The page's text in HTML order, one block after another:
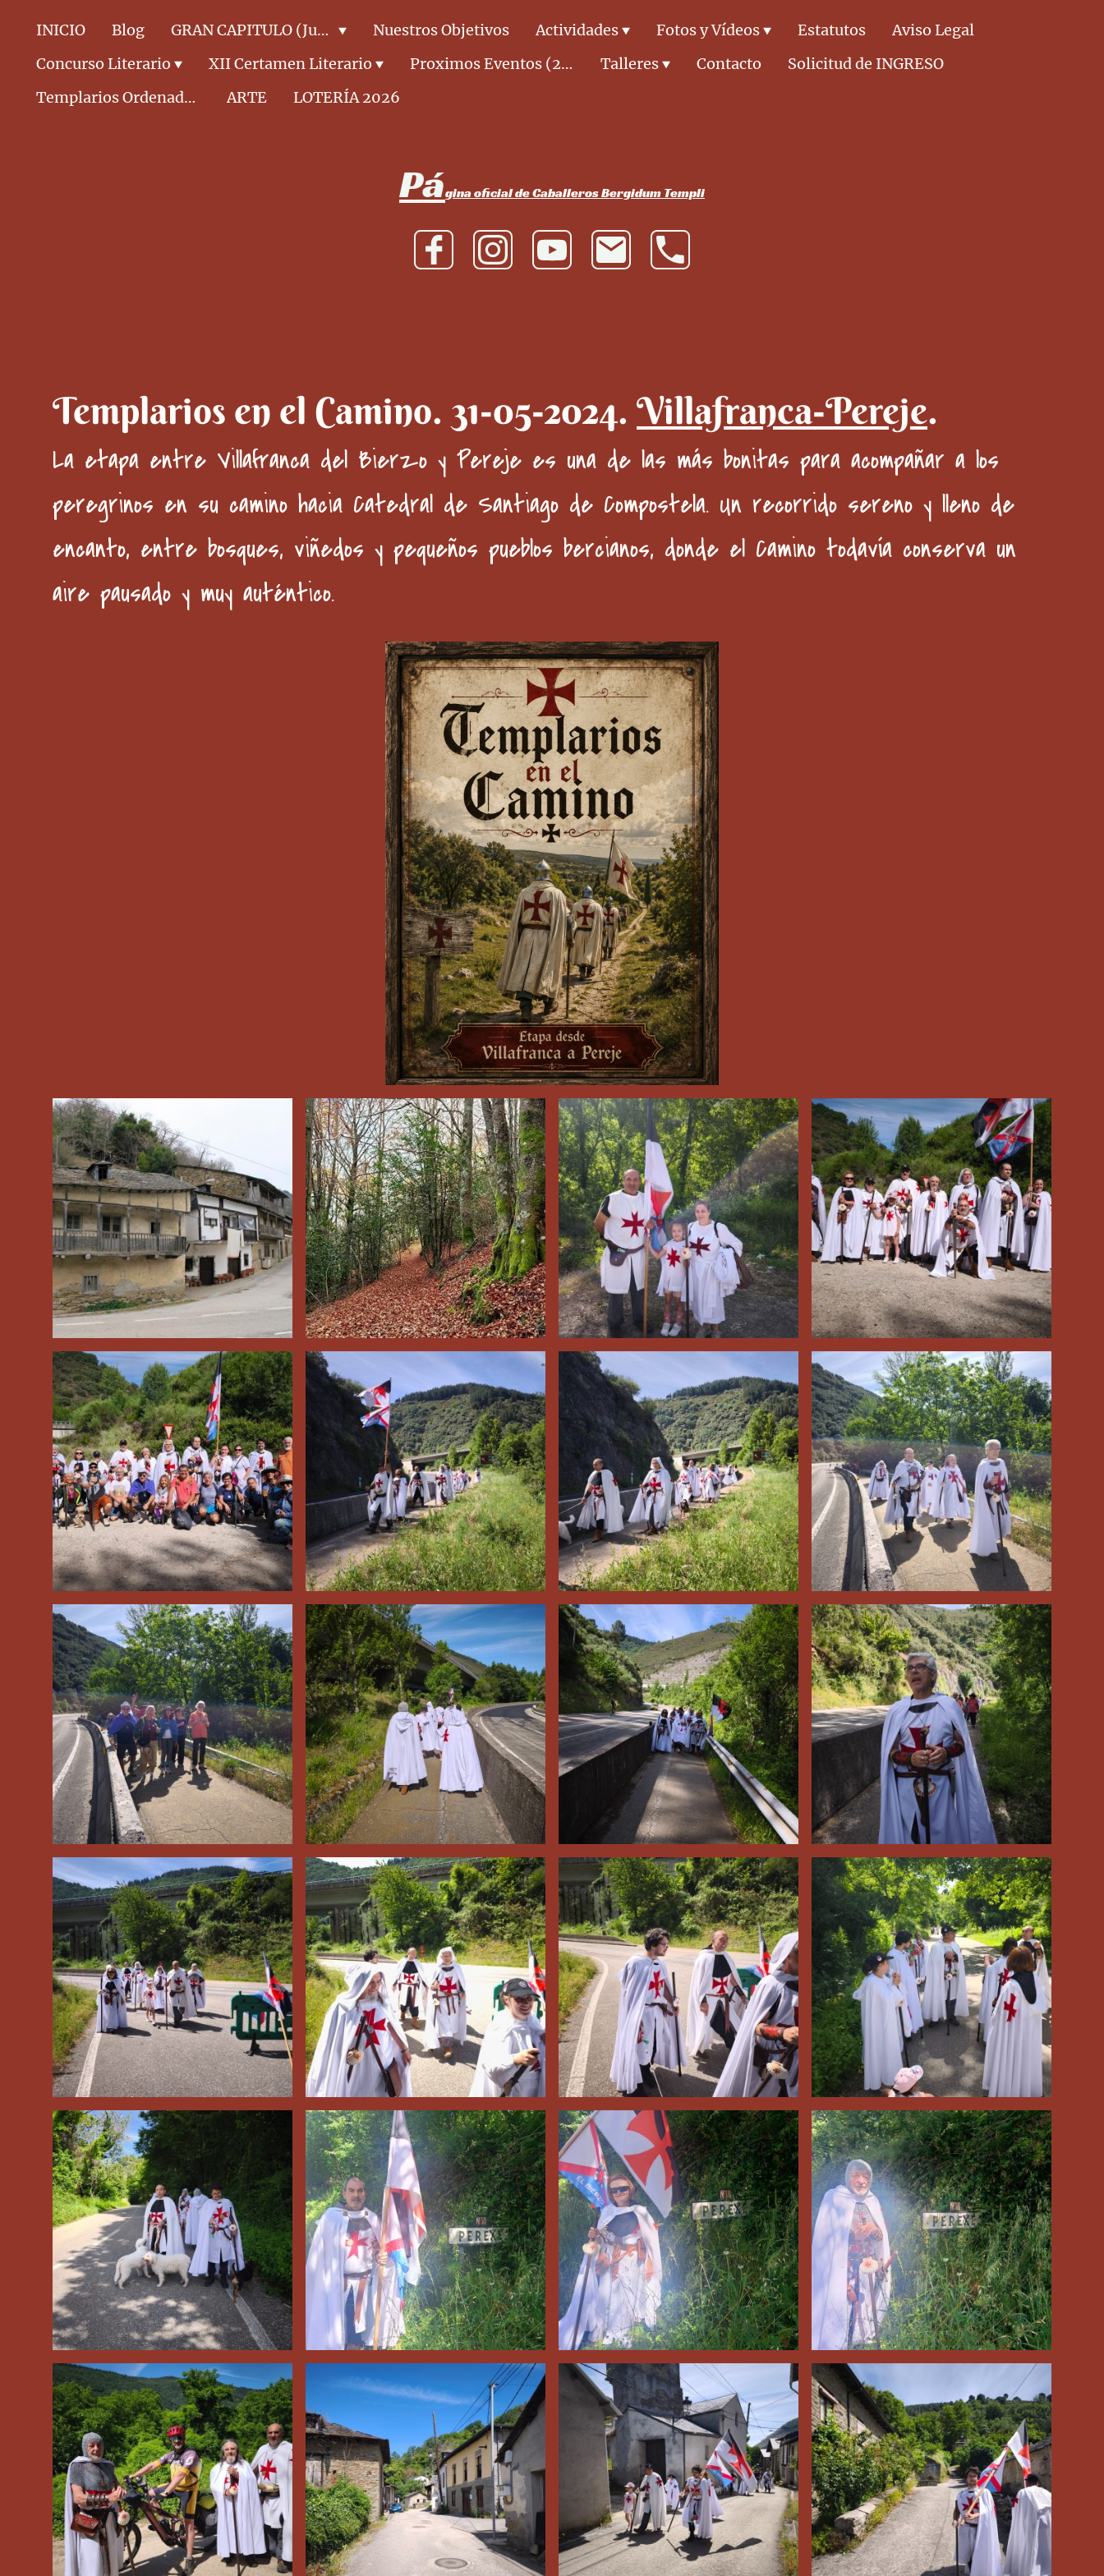
INICIO Blog GRAN CAPITULO (Junta Directiva) Nuestros Objetivos Actividades Fotos y Vídeos Estatutos
Aviso Legal
Concurso Literario
XII Certamen Literario Proximos Eventos (2026) Talleres Contacto
Solicitud de INGRESO
Templarios Ordenados CABALLEROS
ARTE LOTERÍA 2026
Página oficial de Caballeros Bergidum Templi
Templarios en el Camino. 31-05-2024. Villafranca-Pereje.
La etapa entre Villafranca del Bierzo y Pereje es una de las más bonitas para acompañar a los
peregrinos en su camino hacia Catedral de Santiago de Compostela. Un recorrido sereno y lleno de
encanto, entre bosques, viñedos y pequeños pueblos bercianos, donde el Camino todavía conserva un
aire pausado y muy auténtico.